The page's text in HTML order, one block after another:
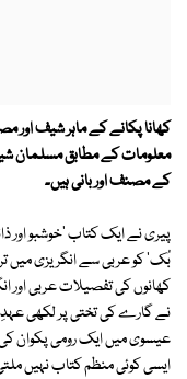
کھانا پکانے کے ماہر شیف
معلومات کے مطابق مسلمان
کے مصنف اور بانی ہیں۔
پیری نے ایک کتاب 'خوشبو اور
بُک' کو عربی سے انگریزی میں
کھانوں کی تفصیلات عربی اور
نے گارے کی تختی پر لکھی
ایسی کوئی منظم کتاب نہیں